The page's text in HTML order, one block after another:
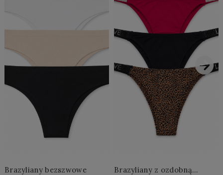
Brazyliany bezszwowe
Brazyliany z ozdobną
›